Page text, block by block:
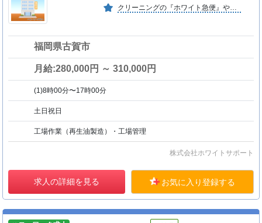
クリーニングの『ホワイト急便』や理美容の『３Ｑカット』等の事業を展開する中園ホールディングスグループの一社です。再生重油製造、クリーニング資材、ハウスクリーニングも手掛けています。
福岡県古賀市
月給:280,000円 ～ 310,000円
(1)8時00分〜17時00分
土日祝日
工場作業（再生油製造）・工場管理
株式会社ホワイトサポート
求人の詳細を見る お気に入り登録する